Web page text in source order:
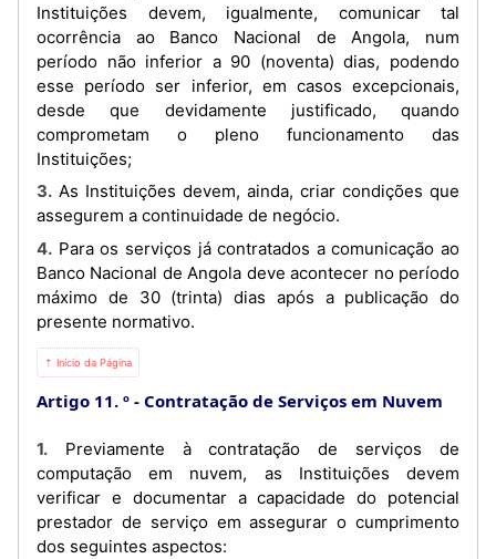
Instituições devem, igualmente, comunicar tal
ocorrência ao Banco Nacional de Angola, num
período não inferior a 90 (noventa) dias, podendo
esse período ser inferior, em casos excepcionais,
desde que devidamente justificado, quando
comprometam o pleno funcionamento das
Instituições;
3. As Instituições devem, ainda, criar condições que
assegurem a continuidade de negócio.
4. Para os serviços já contratados a comunicação ao
Banco Nacional de Angola deve acontecer no período
máximo de 30 (trinta) dias após a publicação do
presente normativo.
⇡ Início da Página
Artigo 11. º Contratação de Serviços em Nuvem
1. Previamente à contratação de serviços de
computação em nuvem, as Instituições devem
verificar e documentar a capacidade do potencial
prestador de serviço em assegurar o cumprimento
dos seguintes aspectos: